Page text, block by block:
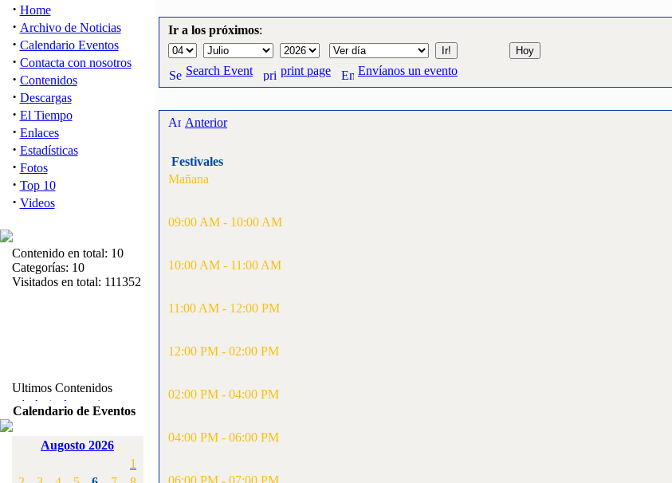
· Home
· Archivo de Noticias
· Calendario Eventos
· Contacta con nosotros
· Contenidos
· Descargas
· El Tiempo
· Enlaces
· Estadísticas
· Fotos
· Top 10
· Videos
Contenido en total: 10
Categorías: 10
Visitados en total: 111352
Ultimos Contenidos
1:
Articulos varios
[Visitas: 5711]
Campeonato de
[Visitas: 4133]
Calendario de Eventos
Augosto 2026
1
Ir a los próximos:
Search Event print page Envíanos un evento
Anterior
Festivales
Mañana
09:00 AM - 10:00 AM
10:00 AM - 11:00 AM
11:00 AM - 12:00 PM
12:00 PM - 02:00 PM
02:00 PM - 04:00 PM
04:00 PM - 06:00 PM
06:00 PM - 07:00 PM